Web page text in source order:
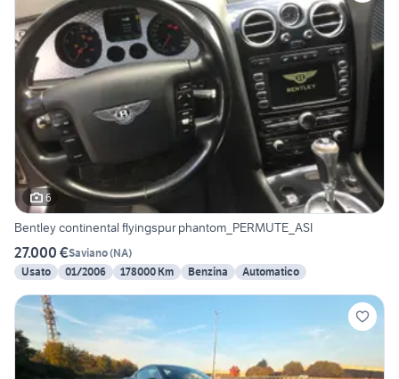
6
Bentley continental flyingspur phantom_PERMUTE_ASI
27.000 €Saviano(NA)
Usato
01/2006 178000 Km Benzina Automatico